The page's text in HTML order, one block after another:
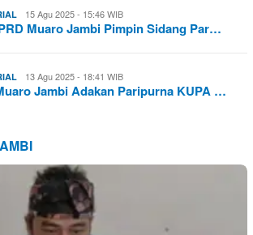
15 Agu 2025 - 15:46 WIB
Muaro Jambi Pimpin Sidang Par…
13 Agu 2025 - 18:41 WIB
Jambi Adakan Paripurna KUPA …